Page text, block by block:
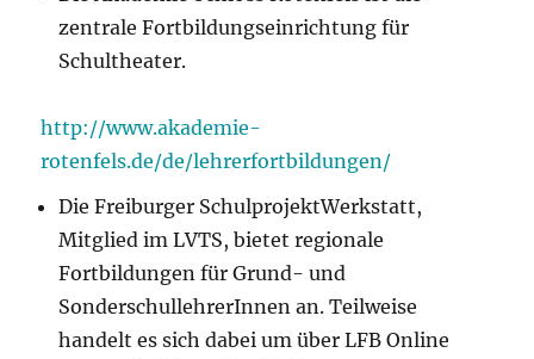
zentrale Fortbildungseinrichtung für
Schultheater.
http://www.akademie-
rotenfels.de/de/lehrerfortbildungen/
Die Freiburger SchulprojektWerkstatt,
Mitglied im LVTS, bietet regionale
Fortbildungen für Grund- und
SonderschullehrerInnen an. Teilweise
handelt es sich dabei um über LFB Online